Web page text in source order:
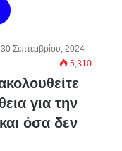
30 Σεπτεμβρίου, 2024
5,310
για την
όσα δεν